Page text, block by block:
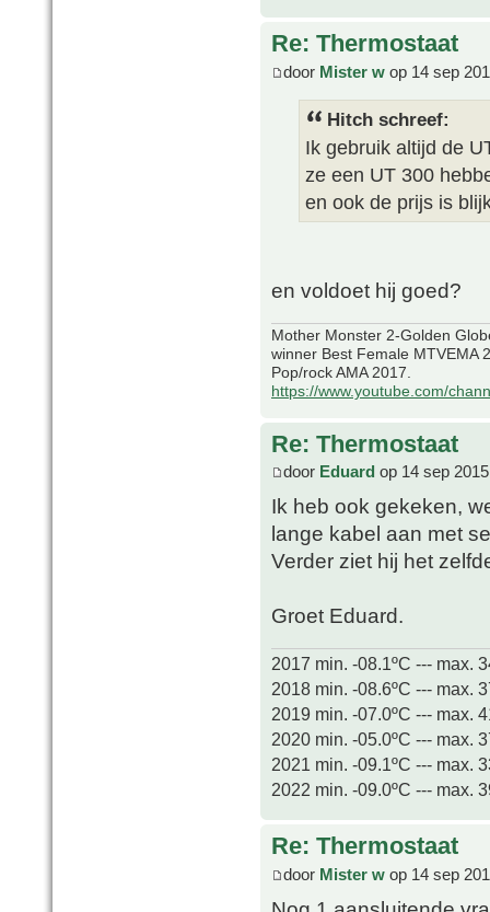
Re: Thermostaat
door Mister w op 14 sep
Hitch schreef:
Ik gebruik altijd de
ze een UT 300
en ook de prijs is
en voldoet hij goed?
Mother Monster 2-Golden
winner Best Female MTVEMA
Pop/rock AMA 2017.
https://www.youtube.com/
Re: Thermostaat
door Eduard op 14 sep
Ik heb ook gekeken,
lange kabel aan met
Verder ziet hij het
Groet Eduard.
2017 min. -08.1ºC --- max.
2018 min. -08.6ºC --- max.
2019 min. -07.0ºC --- max.
2020 min. -05.0ºC --- max.
2021 min. -09.1ºC --- max.
2022 min. -09.0ºC --- max.
Re: Thermostaat
door Mister w op 14 sep